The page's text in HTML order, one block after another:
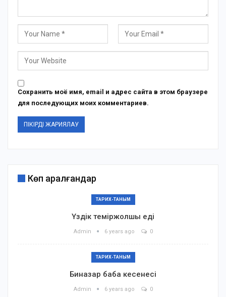
Сохранить моё имя, email и адрес сайта в этом браузере
для последующих моих комментариев.
Көп қаралғандар
ТАРИХ-ТАНЫМ
Үздік теміржолшы еді
Admin 6 years ago 0
ТАРИХ-ТАНЫМ
Биназар баба кесенесі
Admin 6 years ago 0